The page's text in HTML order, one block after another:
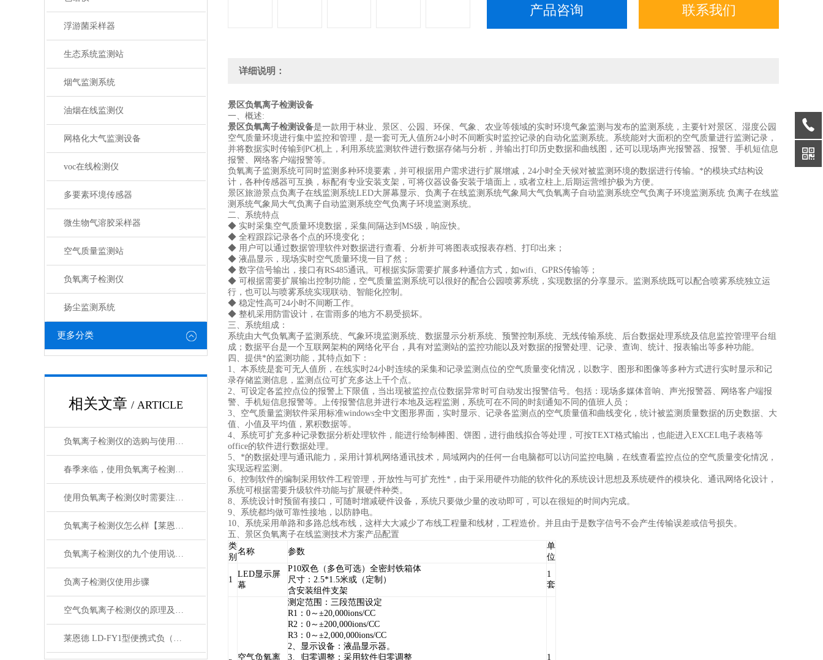
浮游菌采样器
生态系统监测站
烟气监测系统
油烟在线监测仪
网格化大气监测设备
voc在线检测仪
多要素环境传感器
微生物气溶胶采样器
空气质量监测站
负氧离子检测仪
扬尘监测系统
更多分类
相关文章 / ARTICLE
负氧离子检测仪的选购与使用注意事项
春季来临，使用负氧离子检测仪不可少
使用负氧离子检测仪时需要注意什么
负氧离子检测仪怎么样【莱恩德】
负氧离子检测仪的九个使用说明你知道几个？
负离子检测仪使用步骤
空气负氧离子检测仪的原理及优势特点【莱恩德】
莱恩德 LD-FY1型便携式负（氧）离子检测仪
产品咨询 联系我们
详细说明：
景区负氧离子检测设备
一、概述:
景区负氧离子检测设备是一款用于林业、景区、公园、环保、气象、农业等领域的实时环境气象监测与发布的监测系统，主要针对景区、湿度公园
空气质量环境进行集中监控和管理，是一套可无人值所24小时不间断实时监控记录的自动化监测系统。系统能对大面积的空气质量进行监测记录，
并将数据实时传输到PC机上，利用系统监测软件进行数据存储与分析，并输出打印历史数据和曲线图，还可以现场声光报警器、报警、手机短信息
报警、网络客户端报警等。
负氧离子监测系统可同时监测多种环境要素，并可根据用户需求进行扩展增减，24小时全天候对被监测环境的数据进行传输。*的模块式结构设
计，各种传感器可互换，标配有专业安装支架，可将仪器设备安装于墙面上，或者立柱上,后期运营维护极为方便。
景区旅游景点负离子在线监测系统LED大屏幕显示、负离子在线监测系统气象局大气负氧离子自动监测系统空气负离子环境监测系统 负离子在线监
测系统气象局大气负离子自动监测系统空气负离子环境监测系统。
二、系统特点
◆ 实时采集空气质量环境数据，采集间隔达到MS级，响应快。
◆ 全程跟踪记录各个点的环境变化；
◆ 用户可以通过数据管理软件对数据进行查看、分析并可将图表或报表存档、打印出来；
◆ 液晶显示，现场实时空气质量环境一目了然；
◆ 数字信号输出，接口有RS485通讯。可根据实际需要扩展多种通信方式，如wifi、GPRS传输等；
◆ 可根据需要扩展输出控制功能，空气质量监测系统可以很好的配合公园喷雾系统，实现数据的分享显示。监测系统既可以配合喷雾系统独立运
行，也可以与喷雾系统实现联动、智能化控制。
◆ 稳定性高可24小时不间断工作。
◆ 整机采用防雷设计，在雷雨多的地方不易受损坏。
三、系统组成：
系统由大气负氧离子监测系统、气象环境监测系统、数据显示分析系统、预警控制系统、无线传输系统、后台数据处理系统及信息监控管理平台组
成；数据平台是一个互联网架构的网络化平台，具有对监测站的监控功能以及对数据的报警处理、记录、查询、统计、报表输出等多种功能。
四、提供*的监测功能，其特点如下：
1、本系统是套可无人值所，在线实时24小时连续的采集和记录监测点位的空气质量变化情况，以数字、图形和图像等多种方式进行实时显示和记
录存储监测信息，监测点位可扩充多达上千个点。
2、可设定各监控点位的报警上下限值，当出现被监控点位数据异常时可自动发出报警信号。包括：现场多媒体音响、声光报警器、网络客户端报
警、手机短信息报警等。上传报警信息并进行本地及远程监测，系统可在不同的时刻通知不同的值班人员；
3、空气质量监测软件采用标准windows全中文图形界面，实时显示、记录各监测点的空气质量值和曲线变化，统计被监测质量数据的历史数据、大
值、小值及平均值，累积数据等。
4、系统可扩充多种记录数据分析处理软件，能进行绘制棒图、饼图，进行曲线拟合等处理，可按TEXT格式输出，也能进入EXCEL电子表格等
office的软件进行数据处理。
5、*的数据处理与通讯能力，采用计算机网络通讯技术，局域网内的任何一台电脑都可以访问监控电脑，在线查看监控点位的空气质量变化情况，
实现远程监测。
6、控制软件的编制采用软件工程管理，开放性与可扩充性*，由于采用硬件功能的软件化的系统设计思想及系统硬件的模块化、通讯网络化设计，
系统可根据需要升级软件功能与扩展硬件种类。
8、系统设计时预留有接口，可随时增减硬件设备，系统只要做少量的改动即可，可以在很短的时间内完成。
9、系统都均做可靠性接地，以防静电。
10、系统采用单路和多路总线布线，这样大大减少了布线工程量和线材，工程造价。并且由于是数字信号不会产生传输误差或信号损失。
五、景区负氧离子在线监测技术方案产品配置
类
别
名称 参数
单
位
1
LED显示屏
幕
P10双色（多色可选）全密封铁箱体
尺寸：2.5*1.5米或（定制）
含安装组件支架
1
套
空气负氧离
测定范围：三段范围设定
R1：0～±20,000ions/CC
R2：0～±200,000ions/CC
R3：0～±2,000,000ions/CC
2、显示设备：液晶显示器。
3、归零调整：采用软件归零调整
1